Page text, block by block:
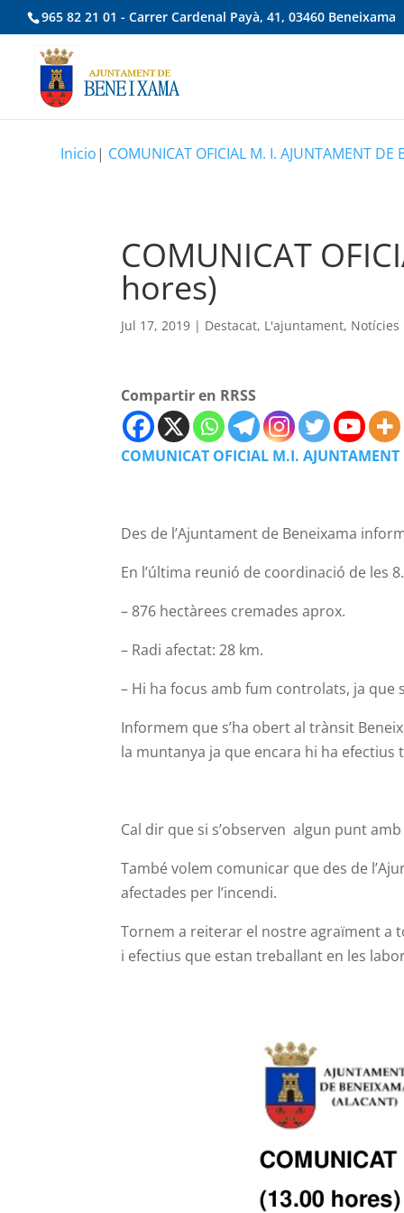
965 82 21 01 - Carrer Cardenal Payà, 41, 03460 Beneixama
Inicio| COMUNICAT OFICIAL M. I. AJUNTAMENT
COMUNICAT
hores)
Jul 17, 2019 | Destacat, L'ajuntament, Notícies
Compartir en RRSS
COMUNICAT OFICIAL M.I.
Des de l’Ajuntament de Beneixama
En l’última reunió de coordinació de les
– 876 hectàrees cremades aprox.
– Radi afectat: 28 km.
– Hi ha focus amb fum controlats, ja que
Informem que s’ha obert al trànsit
la muntanya ja que encara hi ha efectius
Cal dir que si s’observen algun punt
També volem comunicar que des de
afectades per l’incendi.
Tornem a reiterar el nostre agraïment a
i efectius que estan treballant en les